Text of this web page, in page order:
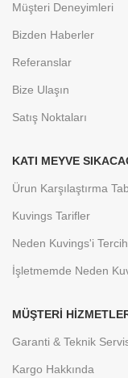
Müşteri Deneyimleri
Bizden Haberler
Referanslar
Bize Ulaşın
Satış Noktaları
KATI MEYVE
Ürun Karşılaştırma
Kuvings Tarifler
Neden Kuvings'i
İşletmemde Neden
MÜŞTERI
Garanti & Teknik
Kargo Hakkında